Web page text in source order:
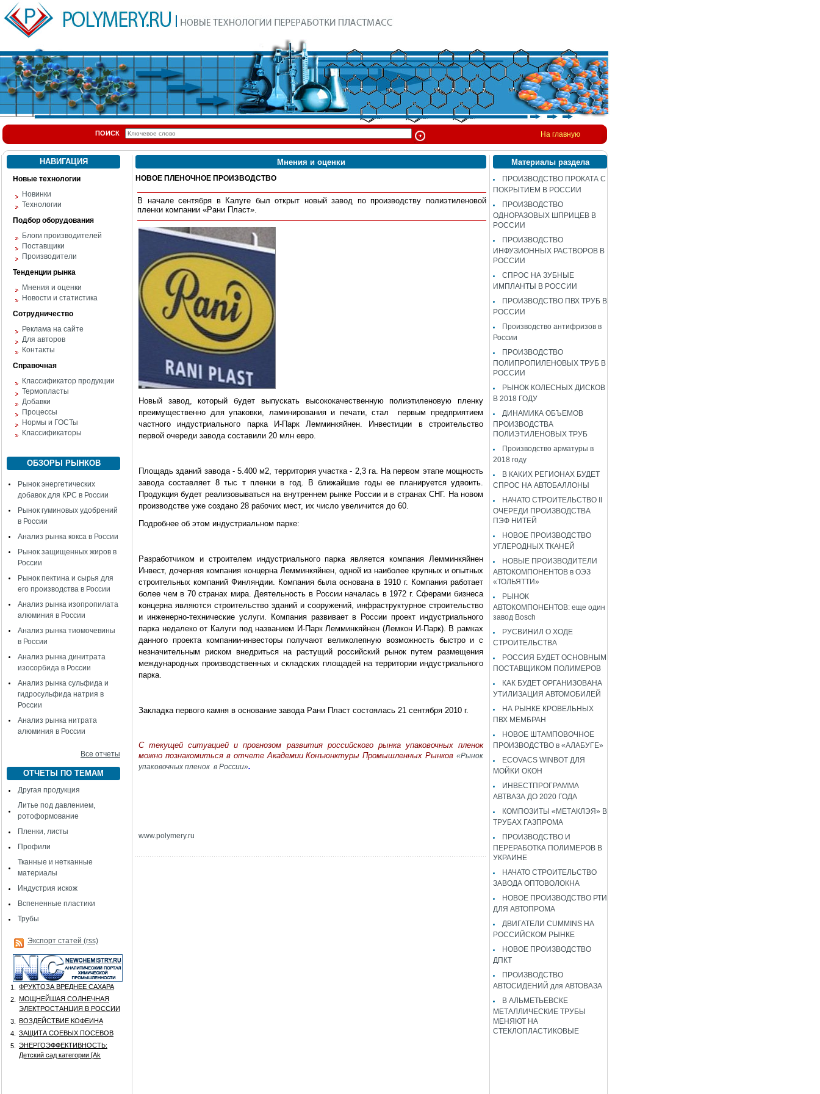
ПОИСК На главную
НАВИГАЦИЯ
Новые технологии
Новинки
Технологии
Подбор оборудования
Блоги производителей
Поставщики
Производители
Тенденции рынка
Мнения и оценки
Новости и статистика
Сотрудничество
Реклама на сайте
Для авторов
Контакты
Справочная
Классификатор продукции
Термопласты
Добавки
Процессы
Нормы и ГОСТы
Классификаторы
ОБЗОРЫ РЫНКОВ
Рынок энергетических
добавок для КРС в России
Рынок гуминовых удобрений
в России
Анализ рынка кокса в России
Рынок защищенных жиров в
России
Рынок пектина и сырья для
его производства в России
Анализ рынка изопропилата
алюминия в России
Анализ рынка тиомочевины
в России
Анализ рынка динитрата
изосорбида в России
Анализ рынка сульфида и
гидросульфида натрия в
России
Анализ рынка нитрата
алюминия в России
Все отчеты
ОТЧЕТЫ ПО ТЕМАМ
Другая продукция
Литье под давлением,
ротоформование
Пленки, листы
Профили
Тканные и нетканные
материалы
Индустрия искож
Вспененные пластики
Трубы
Экспорт статей (rss)
1.
ФРУКТОЗА ВРЕДНЕЕ САХАРА
2.
МОЩНЕЙШАЯ СОЛНЕЧНАЯ
ЭЛЕКТРОСТАНЦИЯ В РОССИИ
3.
ВОЗДЕЙСТВИЕ КОФЕИНА
4.
ЗАЩИТА СОЕВЫХ ПОСЕВОВ
5.
ЭНЕРГОЭФФЕКТИВНОСТЬ:
Детский сад категории [Аk
Мнения и оценки
НОВОЕ ПЛЕНОЧНОЕ ПРОИЗВОДСТВО
В начале сентября в Калуге был открыт новый завод по производству полиэтиленовой
пленки компании «Рани Пласт».
Новый завод, который будет выпускать высококачественную полиэтиленовую пленку
преимущественно для упаковки, ламинирования и печати, стал первым предприятием
частного индустриального парка И-Парк Лемминкяйнен. Инвестиции в строительство
первой очереди завода составили 20 млн евро.
Площадь зданий завода - 5.400 м2, территория участка - 2,3 га. На первом этапе мощность
завода составляет 8 тыс т пленки в год. В ближайшие годы ее планируется удвоить.
Продукция будет реализовываться на внутреннем рынке России и в странах СНГ. На новом
производстве уже создано 28 рабочих мест, их число увеличится до 60.
Подробнее об этом индустриальном парке:
Разработчиком и строителем индустриального парка является компания Лемминкяйнен
Инвест, дочерняя компания концерна Лемминкяйнен, одной из наиболее крупных и опытных
строительных компаний Финляндии. Компания была основана в 1910 г. Компания работает
более чем в 70 странах мира. Деятельность в России началась в 1972 г. Сферами бизнеса
концерна являются строительство зданий и сооружений, инфраструктурное строительство
и инженерно-технические услуги. Компания развивает в России проект индустриального
парка недалеко от Калуги под названием И-Парк Лемминкяйнен (Лемкон И-Парк). В рамках
данного проекта компании-инвесторы получают великолепную возможность быстро и с
незначительным риском внедриться на растущий российский рынок путем размещения
международных производственных и складских площадей на территории индустриального
парка.
Закладка первого камня в основание завода Рани Пласт состоялась 21 сентября 2010 г.
C текущей ситуацией и прогнозом развития российского рынка упаковочных пленок
можно познакомиться в отчете Академии Конъюнктуры Промышленных Рынков «Рынок
упаковочных пленок в России».
www.polymery.ru
Материалы раздела
ПРОИЗВОДСТВО ПРОКАТА С
ПОКРЫТИЕМ В РОССИИ
ПРОИЗВОДСТВО
ОДНОРАЗОВЫХ ШПРИЦЕВ В
РОССИИ
ПРОИЗВОДСТВО
ИНФУЗИОННЫХ РАСТВОРОВ В
РОССИИ
СПРОС НА ЗУБНЫЕ
ИМПЛАНТЫ В РОССИИ
ПРОИЗВОДСТВО ПВХ ТРУБ В
РОССИИ
Производство антифризов в
России
ПРОИЗВОДСТВО
ПОЛИПРОПИЛЕНОВЫХ ТРУБ В
РОССИИ
РЫНОК КОЛЕСНЫХ ДИСКОВ
В 2018 ГОДУ
ДИНАМИКА ОБЪЕМОВ
ПРОИЗВОДСТВА
ПОЛИЭТИЛЕНОВЫХ ТРУБ
Производство арматуры в
2018 году
В КАКИХ РЕГИОНАХ БУДЕТ
СПРОС НА АВТОБАЛЛОНЫ
НАЧАТО СТРОИТЕЛЬСТВО II
ОЧЕРЕДИ ПРОИЗВОДСТВА
ПЭФ НИТЕЙ
НОВОЕ ПРОИЗВОДСТВО
УГЛЕРОДНЫХ ТКАНЕЙ
НОВЫЕ ПРОИЗВОДИТЕЛИ
АВТОКОМПОНЕНТОВ в ОЭЗ
«ТОЛЬЯТТИ»
РЫНОК
АВТОКОМПОНЕНТОВ: еще один
завод Bosch
РУСВИНИЛ О ХОДЕ
СТРОИТЕЛЬСТВА
РОССИЯ БУДЕТ ОСНОВНЫМ
ПОСТАВЩИКОМ ПОЛИМЕРОВ
КАК БУДЕТ ОРГАНИЗОВАНА
УТИЛИЗАЦИЯ АВТОМОБИЛЕЙ
НА РЫНКЕ КРОВЕЛЬНЫХ
ПВХ МЕМБРАН
НОВОЕ ШТАМПОВОЧНОЕ
ПРОИЗВОДСТВО в «АЛАБУГЕ»
ECOVACS WINBOT ДЛЯ
МОЙКИ ОКОН
ИНВЕСТПРОГРАММА
АВТВАЗА ДО 2020 ГОДА
КОМПОЗИТЫ «МЕТАКЛЭЯ» В
ТРУБАХ ГАЗПРОМА
ПРОИЗВОДСТВО И
ПЕРЕРАБОТКА ПОЛИМЕРОВ В
УКРАИНЕ
НАЧАТО СТРОИТЕЛЬСТВО
ЗАВОДА ОПТОВОЛОКНА
НОВОЕ ПРОИЗВОДСТВО РТИ
ДЛЯ АВТОПРОМА
ДВИГАТЕЛИ CUMMINS НА
РОССИЙСКОМ РЫНКЕ
НОВОЕ ПРОИЗВОДСТВО
ДПКТ
ПРОИЗВОДСТВО
АВТОСИДЕНИЙ для АВТОВАЗА
В АЛЬМЕТЬЕВСКЕ
МЕТАЛЛИЧЕСКИЕ ТРУБЫ
МЕНЯЮТ НА
СТЕКЛОПЛАСТИКОВЫЕ